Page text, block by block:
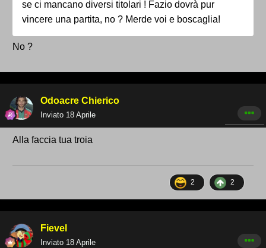
se ci mancano diversi titolari ! Fazio dovrà pur
vincere una partita, no ? Merde voi e boscaglia!
No ?
Odoacre Chierico
Inviato 18 Aprile
Alla faccia tua troia
2 2
Fievel
Inviato 18 Aprile